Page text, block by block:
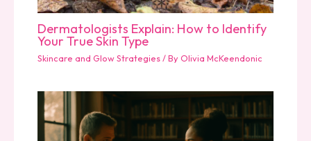
Dermatologists Explain: How to Identify
Your True Skin Type
Skincare and Glow Strategies/ ByOlivia McKeendonic